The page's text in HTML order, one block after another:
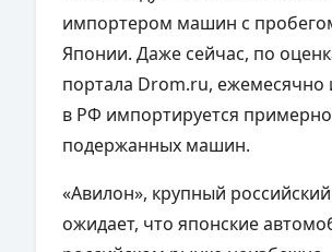
импортером машин с
Японии. Даже сейчас, по
портала Drom.ru, ежемесячно
в РФ импортируется
подержанных машин.
«Авилон», крупный
ожидает, что японские